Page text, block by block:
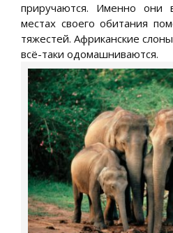
приручаются. Именно
местах своего обитания
тяжестей. Африканские
всё-таки одомашниваются.